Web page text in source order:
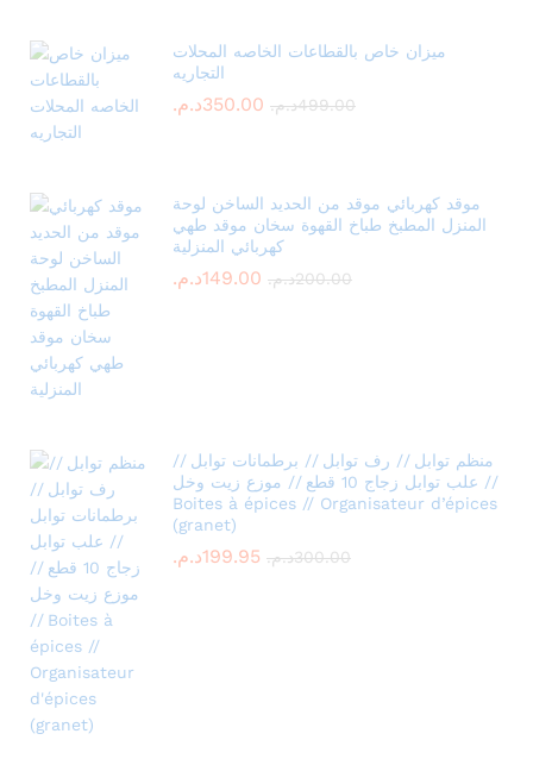
ميزان خاص بالقطاعات الخاصه المحلات
التجاريه
350.00د.م. 499.00د.م.
موقد كهربائي موقد من الحديد الساخن لوحة
المنزل المطبخ طباخ القهوة سخان موقد طهي
كهربائي المنزلية
149.00د.م. 200.00د.م.
منظم توابل // رف توابل // برطمانات توابل //
علب توابل زجاج 10 قطع // موزع زيت وخل //
Boites à épices // Organisateur d’épices
(granet)
199.95د.م. 300.00د.م.